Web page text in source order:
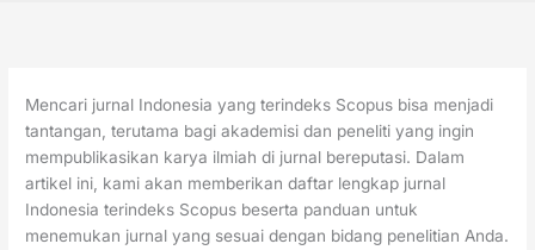
Mencari jurnal Indonesia yang terindeks Scopus bisa menjadi
tantangan, terutama bagi akademisi dan peneliti yang ingin
mempublikasikan karya ilmiah di jurnal bereputasi. Dalam
artikel ini, kami akan memberikan daftar lengkap jurnal
Indonesia terindeks Scopus beserta panduan untuk
menemukan jurnal yang sesuai dengan bidang penelitian Anda.